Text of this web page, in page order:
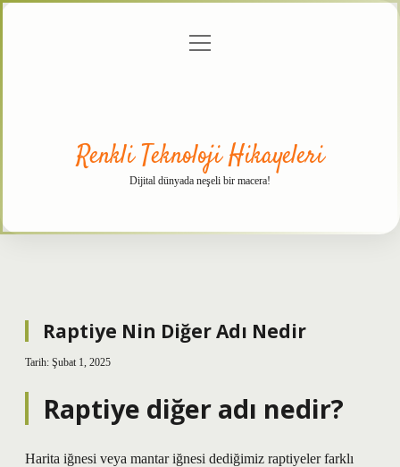
menüyü
Renkli Teknoloji Hikayeleri
Dijital dünyada neşeli bir macera!
Raptiye Nin Diğer Adı Nedir
Tarih: Şubat 1, 2025
Raptiye diğer adı nedir?
Harita iğnesi veya mantar iğnesi dediğimiz raptiyeler farklı